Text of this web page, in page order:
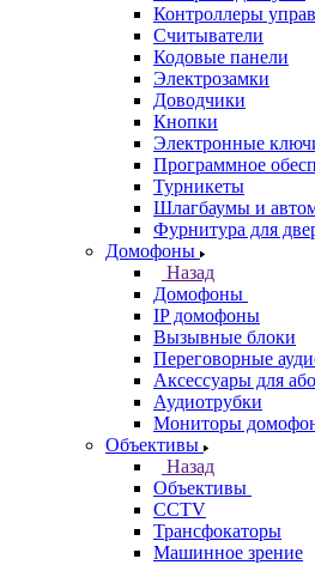
Контроллеры
Считыватели
Кодовые панели
Электрозамки
Доводчики
Кнопки
Электронные
Программное
Турникеты
Шлагбаумы и
Фурнитура для
Домофоны
Назад
Домофоны
IP домофоны
Вызывные блоки
Переговорные
Аксессуары для
Аудиотрубки
Мониторы
Объективы
Назад
Объективы
CCTV
Трансфокаторы
Машинное зрение